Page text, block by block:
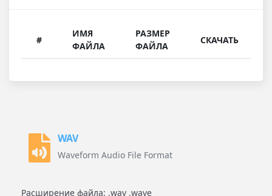
#
ИМЯ
ФАЙЛА
РАЗМЕР
ФАЙЛА
СКАЧАТЬ
WAV
Waveform Audio File Format
Расширение файла: .wav .wave